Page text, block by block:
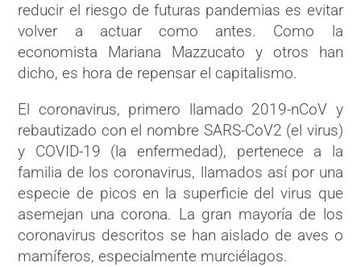
reducir el riesgo de futuras pandemias es evitar
volver a actuar como antes. Como la
economista Mariana Mazzucato y otros han
dicho, es hora de repensar el capitalismo.
El coronavirus, primero llamado 2019-nCoV y
rebautizado con el nombre SARS-CoV2 (el virus)
y COVID-19 (la enfermedad), pertenece a la
familia de los coronavirus, llamados así por una
especie de picos en la superficie del virus que
asemejan una corona. La gran mayoría de los
coronavirus descritos se han aislado de aves o
mamíferos, especialmente murciélagos.